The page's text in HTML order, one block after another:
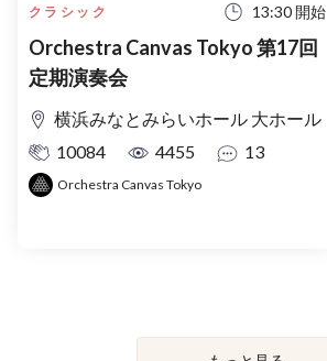
クラシック 13:30 開始
Orchestra Canvas Tokyo 第17回
定期演奏会
横浜みなとみらいホール 大ホール
10084
4455 13
Orchestra Canvas Tokyo